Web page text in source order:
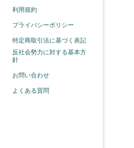
利用規約
プライバシーポリシー
特定商取引法に基づく表記
反社会勢力に対する基本方
針
お問い合わせ
よくある質問